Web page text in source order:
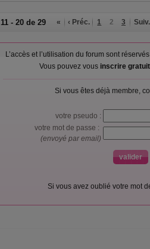
11 - 20 de 29 « ‹ Préc. 1 2 3 Suiv.
L’accès et l’utilisation du forum sont
Vous pouvez vous inscrire
Si vous êtes déjà membre,
votre pseudo :
votre mot de passe :
(envoyé par email)
Si vous avez oublié votre mot